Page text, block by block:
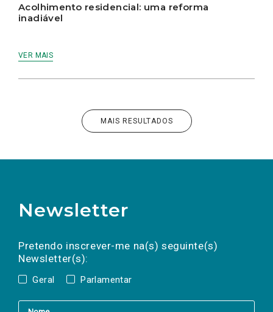
Acolhimento residencial: uma reforma
inadiável
VER MAIS
MAIS RESULTADOS
Newsletter
Pretendo inscrever-me na(s) seguinte(s)
Newsletter(s):
Geral Parlamentar
a(s) newsletter(s).
mail